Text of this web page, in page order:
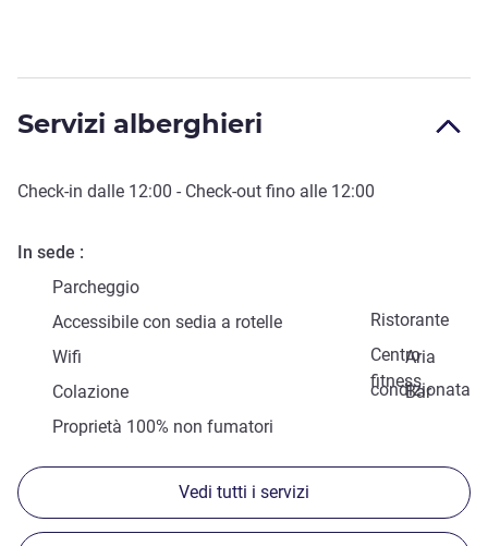
Servizi alberghieri
Check-in dalle 12:00 - Check-out fino alle 12:00
In sede
Parcheggio
Ristorante
Accessibile con sedia a rotelle
Centro
fitness
Wifi
Aria
condizionata
Colazione
Bar
Proprietà 100% non fumatori
Vedi tutti i servizi